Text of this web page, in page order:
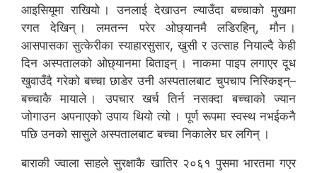
आइसियूमा राखियो । उनलाई देखाउन ल्याउँदा बच्चाको मुखमा
रगत देखिन् । लमतन्न परेर ओछ्यानमै लडिरहिन्, मौन ।
आसपासका सुत्केरीका स्याहारसुसार, खुसी र उत्साह नियाल्दै केही
दिन अस्पतालको ओछ्यानमा बिताइन् । नाकमा पाइप लगाएर दूध
खुवाउँदै गरेको बच्चा छाडेर उनी अस्पतालबाट चुपचाप निस्किइन्–
बच्चाकै मायाले । उपचार खर्च तिर्न नसक्दा बच्चाको ज्यान
जोगाउन अपनाएको उपाय थियो त्यो । पूर्ण रूपमा स्वस्थ नभईकनै
पछि उनको सासुले अस्पतालबाट बच्चा निकालेर घर लगिन् ।
बाराकी ज्वाला साहले सुरक्षाकै खातिर २०६१ पुसमा भारतमा गएर